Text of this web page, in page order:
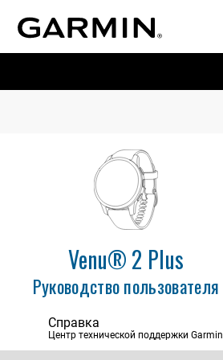
Venu® 2 Plus
Руководство пользователя
Справка
Центр технической поддержки Garmin
Интеллектуальные функции
Управление
Garmin Pay
Функции отслеживания и
Профиль пользователя